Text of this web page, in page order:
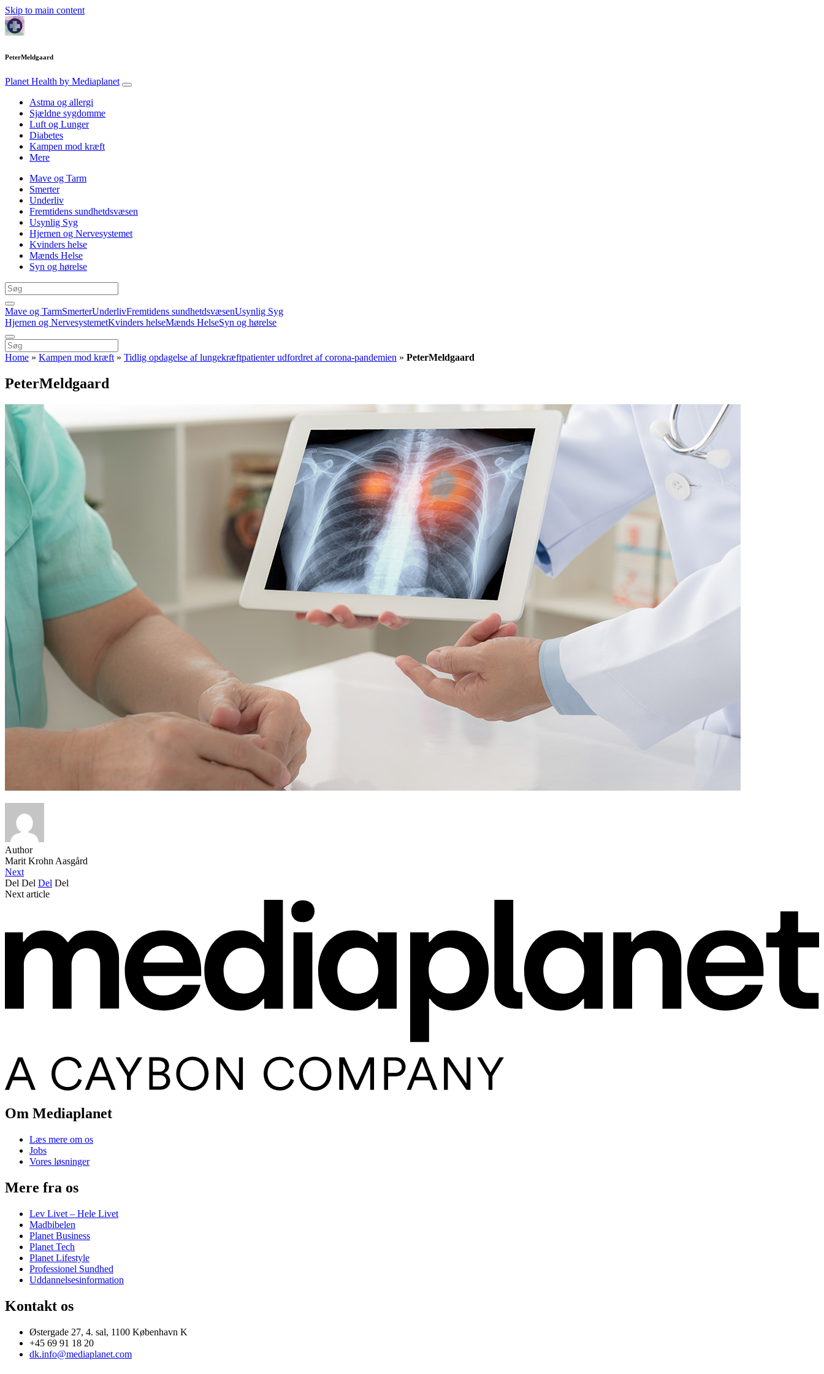
Skip to main content
PeterMeldgaard
Planet Health by Mediaplanet
Astma og allergi
Sjældne sygdomme
Luft og Lunger
Diabetes
Kampen mod kræft
Mere
Mave og Tarm
Smerter
Underliv
Fremtidens sundhetdsvæsen
Usynlig Syg
Hjernen og Nervesystemet
Kvinders helse
Mænds Helse
Syn og hørelse
Mave og TarmSmerterUnderlivFremtidens sundhetdsvæsenUsynlig Syg
Hjernen og NervesystemetKvinders helseMænds HelseSyn og hørelse
Home » Kampen mod kræft » Tidlig opdagelse af lungekræftpatienter udfordret af corona-pandemien » PeterMeldgaard
PeterMeldgaard
Author
Marit Krohn Aasgård
Next
Del Del Del Del
Next article
Om Mediaplanet
Læs mere om os
Jobs
Vores løsninger
Mere fra os
Lev Livet – Hele Livet
Madbibelen
Planet Business
Planet Tech
Planet Lifestyle
Professionel Sundhed
Uddannelsesinformation
Kontakt os
Østergade 27, 4. sal, 1100 København K
+45 69 91 18 20
dk.info@mediaplanet.com